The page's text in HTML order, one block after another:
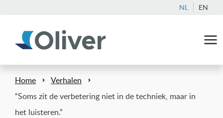
NL EN
Home
Verhalen
“Soms zit de verbetering niet in de techniek, maar in
het luisteren.”